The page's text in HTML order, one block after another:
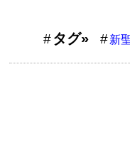
タグ» 新